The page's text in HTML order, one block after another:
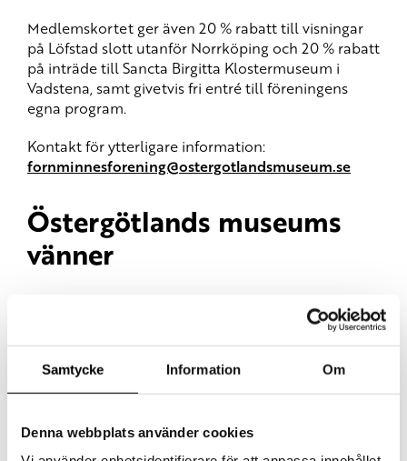
Samtycke Information Om
Denna webbplats använder cookies
Medlemskortet ger även 20 % rabatt till visningar
på Löfstad slott utanför Norrköping och 20 % rabatt
på inträde till Sancta Birgitta Klostermuseum i
Vadstena, samt givetvis fri entré till föreningens
egna program.
Kontakt för ytterligare information:
fornminnesforening@ostergotlandsmuseum.se
Östergötlands museums
vänner
bildades 1949 och
har idag cirka 150 medlemmar. Föreningens främsta
mål är att stödja Östergötlands museum genom
förvärv av konst och kulturhistoriska föremål. Som
och visningar som vi anordnar.